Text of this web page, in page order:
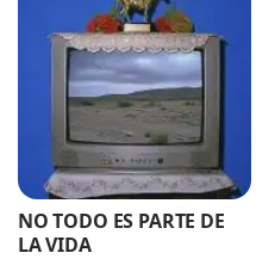
NO TODO ES PARTE DE
LA VIDA